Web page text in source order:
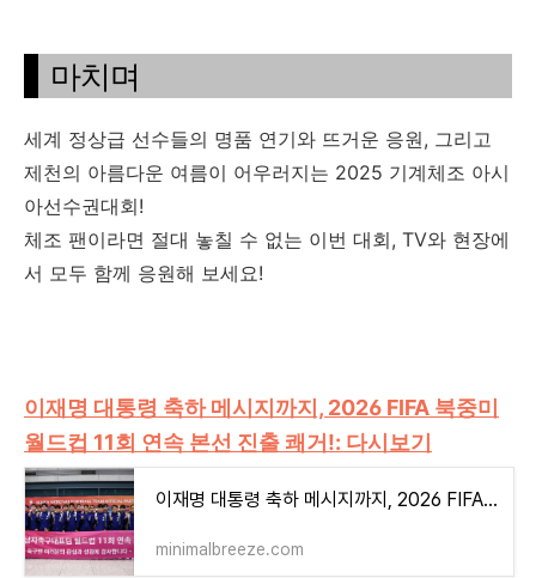
마치며
세계 정상급 선수들의 명품 연기와 뜨거운 응원, 그리고
제천의 아름다운 여름이 어우러지는 2025 기계체조 아시
아선수권대회!
체조 팬이라면 절대 놓칠 수 없는 이번 대회, TV와 현장에
서 모두 함께 응원해 보세요!
이재명 대통령 축하 메시지까지, 2026 FIFA 북중미
월드컵 11회 연속 본선 진출 쾌거!: 다시보기
이재명 대통령 축하 메시지까지, 2026 FIFA 북중미 월드컵 11회 연속 본선 진출 쾌거!: 다시보기
minimalbreeze.com